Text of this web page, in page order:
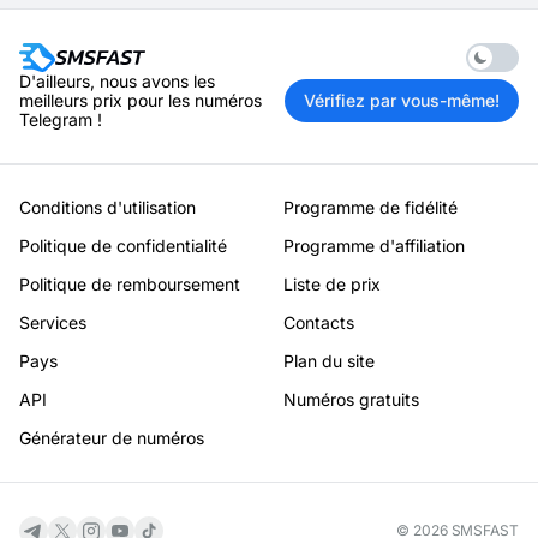
Enable
D'ailleurs, nous avons les
meilleurs prix pour les numéros
Telegram !
Vérifiez par vous-même!
Conditions d'utilisation
Programme de fidélité
Politique de confidentialité
Programme d'affiliation
Politique de remboursement
Liste de prix
Services
Contacts
Pays
Plan du site
API
Numéros gratuits
Générateur de numéros
© 2026 SMSFAST